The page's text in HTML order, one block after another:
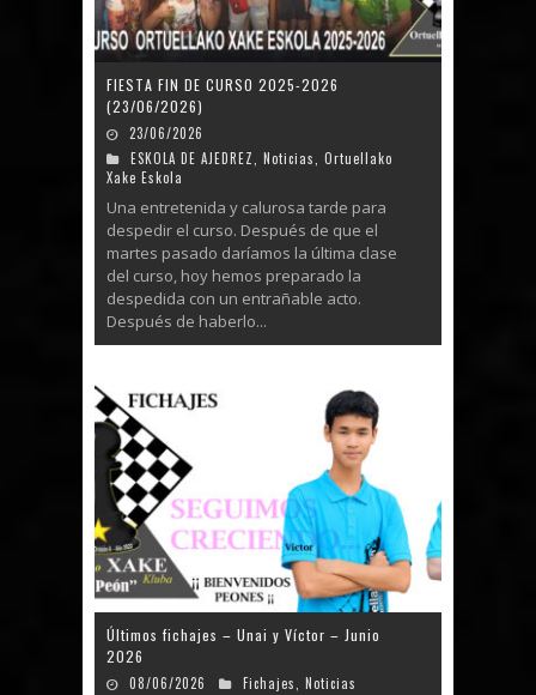
FIESTA FIN DE CURSO 2025-2026
(23/06/2026)
23/06/2026
ESKOLA DE AJEDREZ
Noticias
Ortuellako
Xake Eskola
Una entretenida y calurosa tarde para
despedir el curso. Después de que el
martes pasado daríamos la última clase
del curso, hoy hemos preparado la
despedida con un entrañable acto.
Después de haberlo...
Últimos fichajes – Unai y Víctor – Junio
2026
08/06/2026 Fichajes Noticias